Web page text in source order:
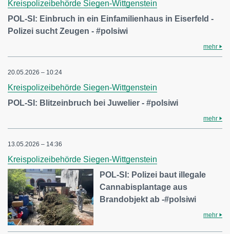
Kreispolizeibehörde Siegen-Wittgenstein
POL-SI: Einbruch in ein Einfamilienhaus in Eiserfeld -
Polizei sucht Zeugen - #polsiwi
mehr
20.05.2026 – 10:24
Kreispolizeibehörde Siegen-Wittgenstein
POL-SI: Blitzeinbruch bei Juwelier - #polsiwi
mehr
13.05.2026 – 14:36
Kreispolizeibehörde Siegen-Wittgenstein
POL-SI: Polizei baut illegale
Cannabisplantage aus
Brandobjekt ab -#polsiwi
mehr